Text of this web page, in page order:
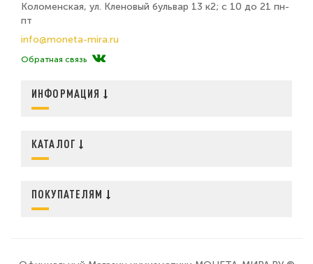
Коломенская, ул. Кленовый бульвар 13 к2; с 10 до 21 пн-
пт
info@moneta-mira.ru
Обратная связь
ИНФОРМАЦИЯ
КАТАЛОГ
ПОКУПАТЕЛЯМ